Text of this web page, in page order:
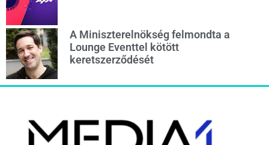
A Miniszterelnökség felmondta a
Lounge Eventtel kötött
keretszerződését